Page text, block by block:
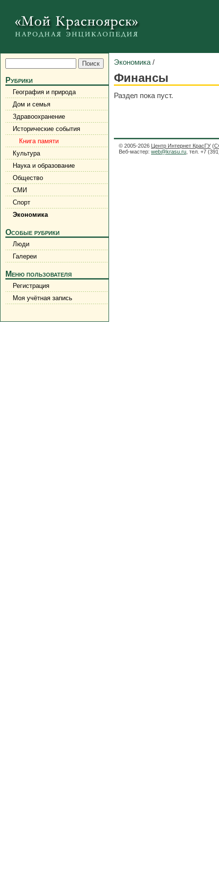
Рубрики
География и природа
Дом и семья
Здравоохранение
Исторические события
Книга памяти
Культура
Наука и образование
Общество
СМИ
Спорт
Экономика
Особые рубрики
Люди
Галереи
Меню пользователя
Регистрация
Моя учётная запись
Экономика /
Финансы
Раздел пока пуст.
© 2005-2026 Центр Интернет КрасГУ (
Веб-мастер: web@krasu.ru , тел. +7